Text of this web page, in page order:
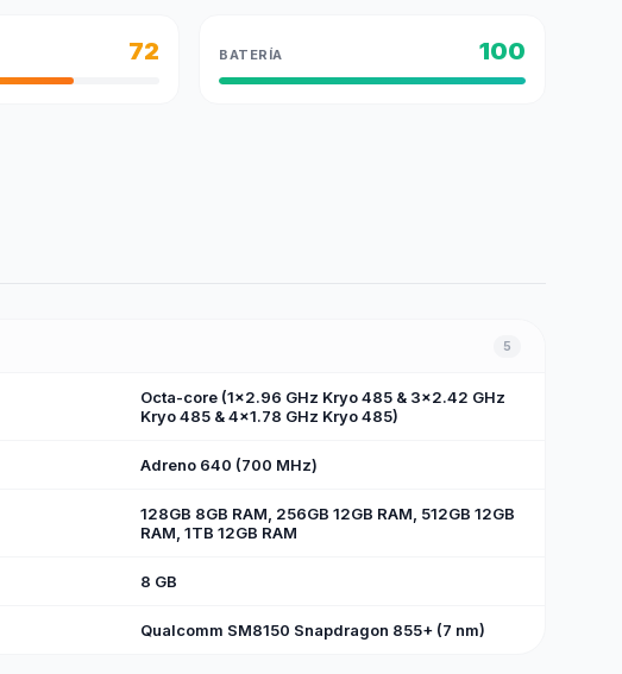
72 BATERÍA 100
5
Octa-core (1x2.96 GHz Kryo 485 & 3x2.42 GHz
Kryo 485 & 4x1.78 GHz Kryo 485)
Adreno 640 (700 MHz)
128GB 8GB RAM, 256GB 12GB RAM, 512GB 12GB
RAM, 1TB 12GB RAM
8 GB
Qualcomm SM8150 Snapdragon 855+ (7 nm)